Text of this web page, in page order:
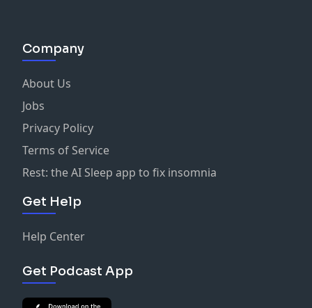
Company
About Us
Jobs
Privacy Policy
Terms of Service
Rest: the AI Sleep app to fix insomnia
Get Help
Help Center
Get Podcast App